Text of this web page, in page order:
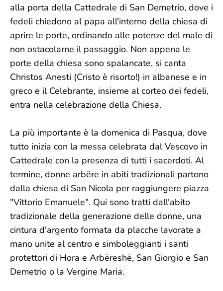
alla porta della Cattedrale di San Demetrio, dove i
fedeli chiedono al papa all'interno della chiesa di
aprire le porte, ordinando alle potenze del male di
non ostacolarne il passaggio. Non appena le
porte della chiesa sono spalancate, si canta
Christos Anesti (Cristo è risorto!) in albanese e in
greco e il Celebrante, insieme al corteo dei fedeli,
entra nella celebrazione della Chiesa.
La più importante è la domenica di Pasqua, dove
tutto inizia con la messa celebrata dal Vescovo in
Cattedrale con la presenza di tutti i sacerdoti. Al
termine, donne arbëre in abiti tradizionali partono
dalla chiesa di San Nicola per raggiungere piazza
"Vittorio Emanuele". Qui sono tratti dall'abito
tradizionale della generazione delle donne, una
cintura d'argento formata da placche lavorate a
mano unite al centro e simboleggianti i santi
protettori di Hora e Arbëreshë, San Giorgio e San
Demetrio o la Vergine Maria.